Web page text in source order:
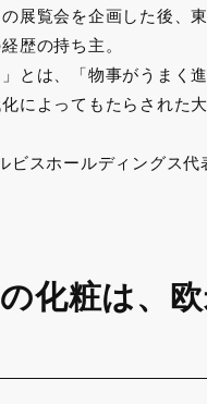
展覧会を企画した後、
歴の持ち主。
とは、「物事がうまく
によってもたらされた
スホールディングス代
化粧は、